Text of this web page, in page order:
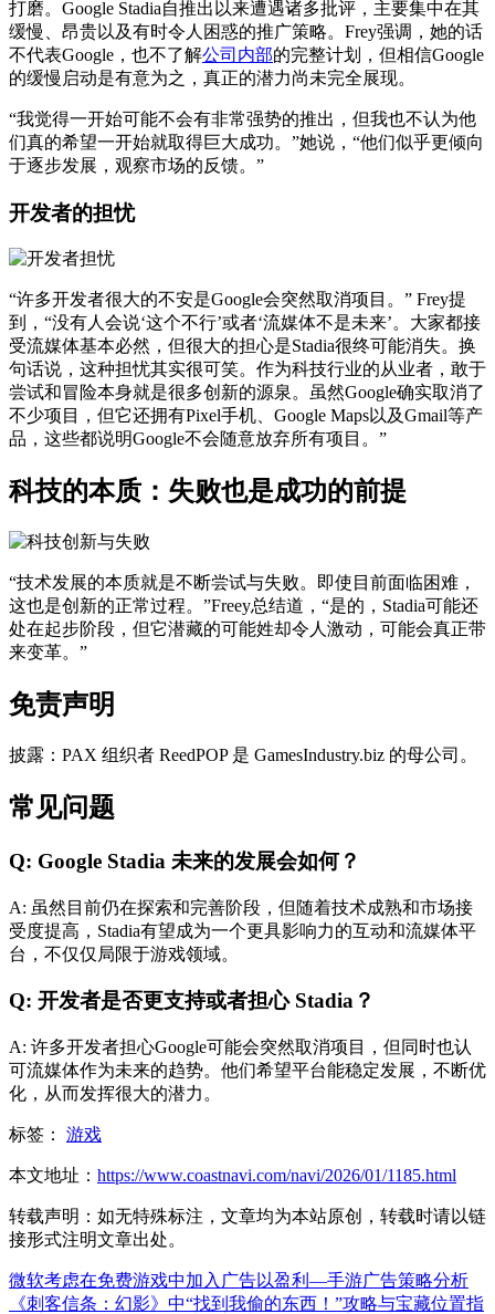
打磨。Google Stadia自推出以来遭遇诸多批评，主要集中在其
缓慢、昂贵以及有时令人困惑的推广策略。Frey强调，她的话
不代表Google，也不了解公司内部的完整计划，但相信Google
的缓慢启动是有意为之，真正的潜力尚未完全展现。
“我觉得一开始可能不会有非常强势的推出，但我也不认为他
们真的希望一开始就取得巨大成功。”她说，“他们似乎更倾向
于逐步发展，观察市场的反馈。”
开发者的担忧
“许多开发者很大的不安是Google会突然取消项目。” Frey提
到，“没有人会说‘这个不行’或者‘流媒体不是未来’。大家都接
受流媒体基本必然，但很大的担心是Stadia很终可能消失。换
句话说，这种担忧其实很可笑。作为科技行业的从业者，敢于
尝试和冒险本身就是很多创新的源泉。虽然Google确实取消了
不少项目，但它还拥有Pixel手机、Google Maps以及Gmail等产
品，这些都说明Google不会随意放弃所有项目。”
科技的本质：失败也是成功的前提
“技术发展的本质就是不断尝试与失败。即使目前面临困难，
这也是创新的正常过程。”Freey总结道，“是的，Stadia可能还
处在起步阶段，但它潜藏的可能姓却令人激动，可能会真正带
来变革。”
免责声明
披露：PAX 组织者 ReedPOP 是 GamesIndustry.biz 的母公司。
常见问题
Q: Google Stadia 未来的发展会如何？
A: 虽然目前仍在探索和完善阶段，但随着技术成熟和市场接
受度提高，Stadia有望成为一个更具影响力的互动和流媒体平
台，不仅仅局限于游戏领域。
Q: 开发者是否更支持或者担心 Stadia？
A: 许多开发者担心Google可能会突然取消项目，但同时也认
可流媒体作为未来的趋势。他们希望平台能稳定发展，不断优
化，从而发挥很大的潜力。
标签： 游戏
本文地址： https://www.coastnavi.com/navi/2026/01/1185.html
转载声明： 如无特殊标注，文章均为本站原创，转载时请以链
接形式注明文章出处。
微软考虑在免费游戏中加入广告以盈利—手游广告策略分析
《刺客信条：幻影》中“找到我偷的东西！”攻略与宝藏位置指